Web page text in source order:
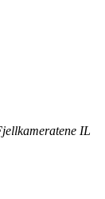
IL